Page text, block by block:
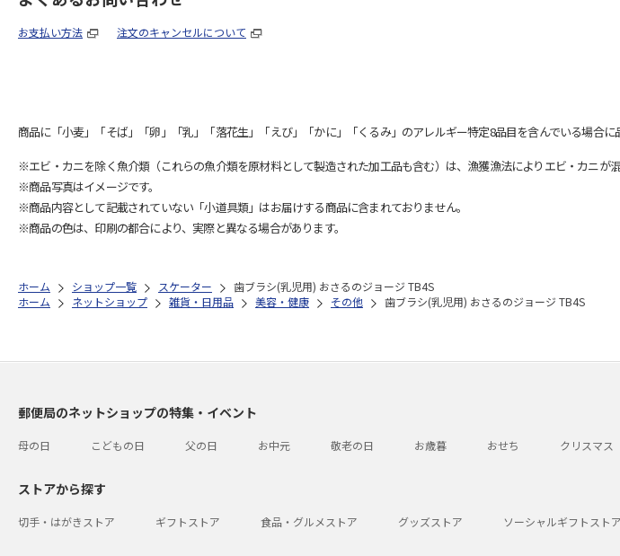
お支払い方法 注文のキャンセルについて
商品に「小麦」「そば」「卵」「乳」「落花生」「えび」「かに」「くるみ」のアレルギー特定8品目を含んでいる場合に
※エビ・カニを除く魚介類（これらの魚介類を原材料として製造された加工品も含む）は、漁獲漁法によりエビ・カニが
※商品写真はイメージです。
※商品内容として記載されていない「小道具類」はお届けする商品に含まれておりません。
※商品の色は、印刷の都合により、実際と異なる場合があります。
ホーム ショップ一覧 スケーター
歯ブラシ(乳児用) おさるのジョージ TB4S
ホーム
ネットショップ 雑貨・日用品 美容・健康 その他 歯ブラシ(乳児用) おさるのジョージ TB4S
郵便局のネットショップの特集・イベント
母の日 こどもの日 父の日 お中元 敬老の日 お歳暮 おせち クリスマス
ストアから探す
切手・はがきストア ギフトストア 食品・グルメストア グッズストア ソーシャルギフトストア